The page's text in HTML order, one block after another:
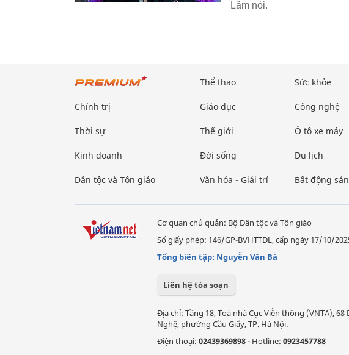
Lâm nói.
Chính trị
Thời sự
Kinh doanh
Dân tộc và Tôn giáo
Thể thao
Giáo dục
Thế giới
Đời sống
Văn hóa - Giải trí
Sức khỏe
Công nghệ
Ô tô xe máy
Du lịch
Bất động sản
Cơ quan chủ quản: Bộ Dân tộc và Tôn giáo
Số giấy phép: 146/GP-BVHTTDL, cấp ngày 17/10/
Tổng biên tập: Nguyễn Văn Bá
Liên hệ tòa soạn
Địa chỉ: Tầng 18, Toà nhà Cục Viễn thông (VNTA),
Nghệ, phường Cầu Giấy, TP. Hà Nội.
Điện thoại: 02439369898- Hotline: 0923457788